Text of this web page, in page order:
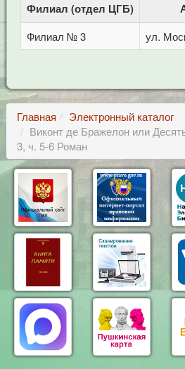
Филиал (отдел ЦГБ)
Филиал № 3 ул.
Главная
Электронный каталог
Виконт де Бражелон или
3, ч. 5-6 Роман